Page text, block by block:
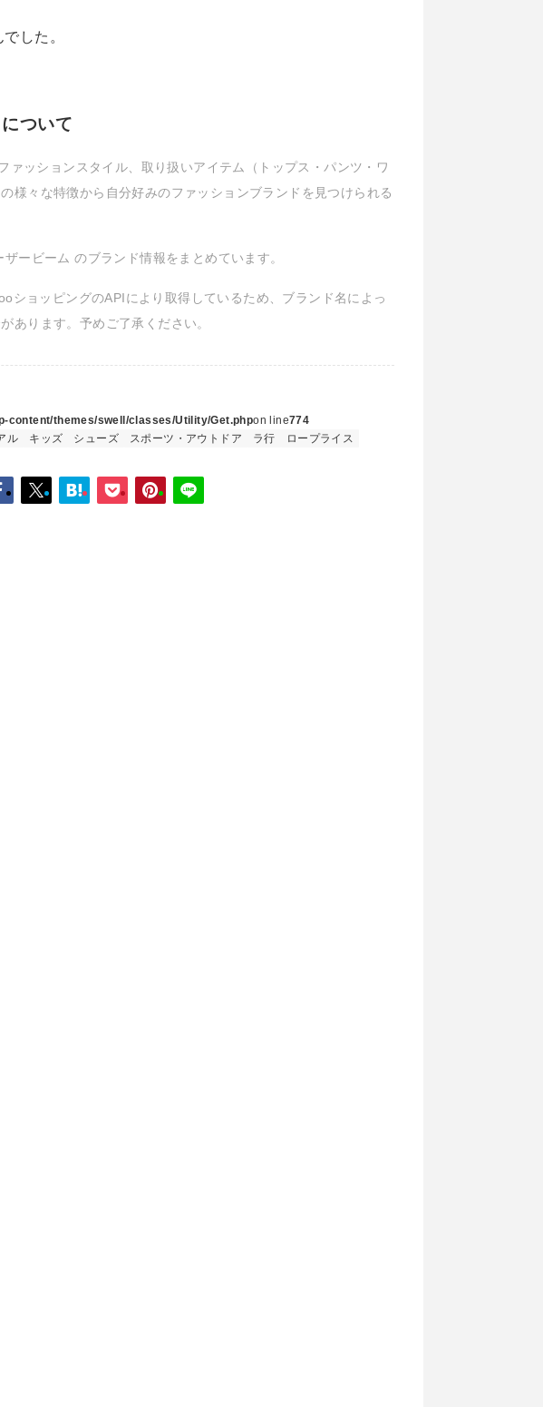
した。
ついて
ァッションスタイル、取り扱いアイテム（トップス・パンツ・ワ
様々な特徴から自分好みのファッションブランドを見つけられる
ービーム のブランド情報をまとめています。
ショッピングのAPIにより取得しているため、ブランド名によっ
あります。予めご了承ください。
content/themes/swell/classes/Utility/Get.phpon line774
ル キッズ シューズ スポーツ・アウトドア ラ行 ロープライス